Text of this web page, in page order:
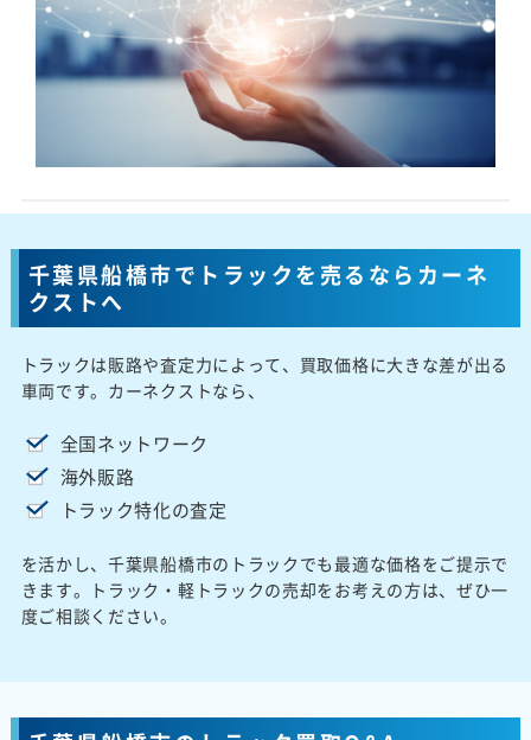
千葉県船橋市でトラックを売るならカーネ
クストへ
トラックは販路や査定力によって、買取価格に大きな差が出る
車両です。カーネクストなら、
全国ネットワーク
海外販路
トラック特化の査定
を活かし、千葉県船橋市のトラックでも最適な価格をご提示で
きます。トラック・軽トラックの売却をお考えの方は、ぜひ一
度ご相談ください。